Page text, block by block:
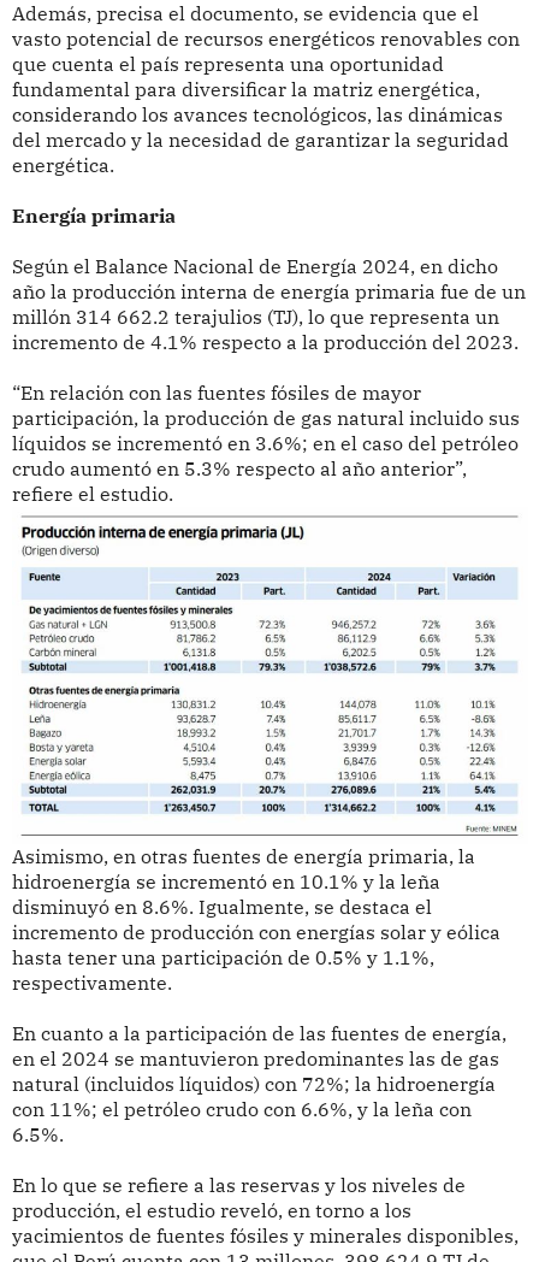
Además, precisa el documento, se evidencia que el
vasto potencial de recursos energéticos renovables con
que cuenta el país representa una oportunidad
fundamental para diversificar la matriz energética,
considerando los avances tecnológicos, las dinámicas
del mercado y la necesidad de garantizar la seguridad
energética.
Energía primaria
Según el Balance Nacional de Energía 2024, en dicho
año la producción interna de energía primaria fue de un
millón 314 662.2 terajulios (TJ), lo que representa un
incremento de 4.1% respecto a la producción del 2023.
“En relación con las fuentes fósiles de mayor
participación, la producción de gas natural incluido sus
líquidos se incrementó en 3.6%; en el caso del petróleo
crudo aumentó en 5.3% respecto al año anterior”,
refiere el estudio.
Asimismo, en otras fuentes de energía primaria, la
hidroenergía se incrementó en 10.1% y la leña
disminuyó en 8.6%. Igualmente, se destaca el
incremento de producción con energías solar y eólica
hasta tener una participación de 0.5% y 1.1%,
respectivamente.
En cuanto a la participación de las fuentes de energía,
en el 2024 se mantuvieron predominantes las de gas
natural (incluidos líquidos) con 72%; la hidroenergía
con 11%; el petróleo crudo con 6.6%, y la leña con
6.5%.
En lo que se refiere a las reservas y los niveles de
producción, el estudio reveló, en torno a los
yacimientos de fuentes fósiles y minerales disponibles,